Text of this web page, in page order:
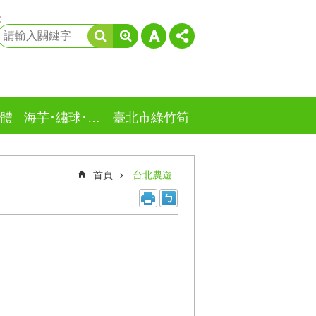
海芋･繡球･竹子湖 臺北市綠竹筍
首頁 台北農遊